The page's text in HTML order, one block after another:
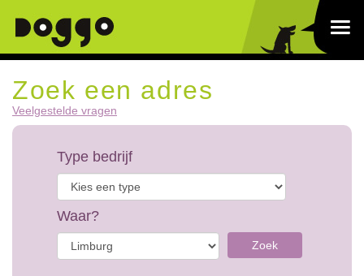
Zoek een adres
Veelgestelde vragen
Type bedrijf
Waar?
Zoek